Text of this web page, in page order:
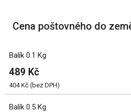
Cena poštovného do
Balík 0.1 Kg
489 Kč
404 Kč (bez DPH)
Balík 0.5 Kg